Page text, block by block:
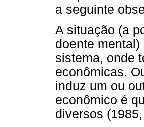
a seguinte
A situação (a
doente
sistema, onde
econômicas.
induz um ou
econômico é
diversos